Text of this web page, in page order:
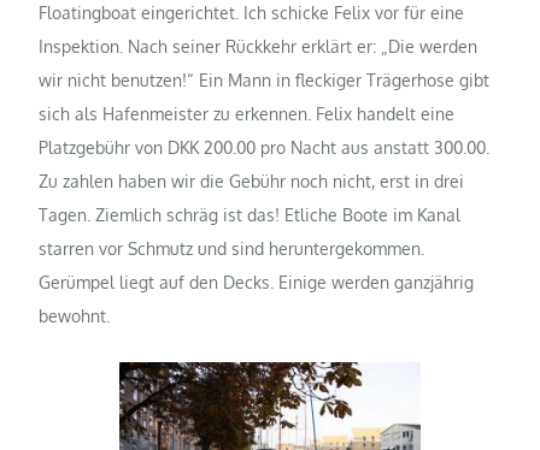
Floatingboat eingerichtet. Ich schicke Felix vor für eine
Inspektion. Nach seiner Rückkehr erklärt er: „Die werden
wir nicht benutzen!“ Ein Mann in fleckiger Trägerhose gibt
sich als Hafenmeister zu erkennen. Felix handelt eine
Platzgebühr von DKK 200.00 pro Nacht aus anstatt 300.00.
Zu zahlen haben wir die Gebühr noch nicht, erst in drei
Tagen. Ziemlich schräg ist das! Etliche Boote im Kanal
starren vor Schmutz und sind heruntergekommen.
Gerümpel liegt auf den Decks. Einige werden ganzjährig
bewohnt.